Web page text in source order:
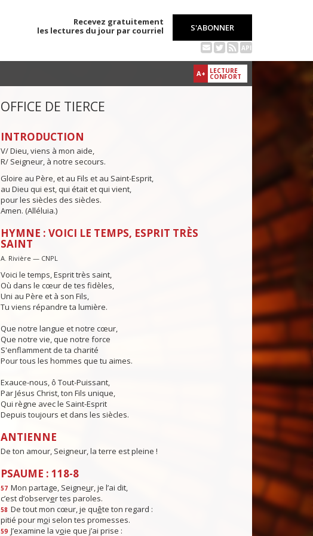
Recevez gratuitement
les lectures du jour par courriel
S'ABONNER
API
A+ LECTURE
CONFORT
OFFICE DE TIERCE
INTRODUCTION
V/ Dieu, viens à mon aide,
R/ Seigneur, à notre secours.
Gloire au Père, et au Fils et au Saint-Esprit,
au Dieu qui est, qui était et qui vient,
pour les siècles des siècles.
Amen. (Alléluia.)
HYMNE : VOICI LE TEMPS, ESPRIT TRÈS
SAINT
A. Rivière — CNPL
Voici le temps, Esprit très saint,
Où dans le cœur de tes fidèles,
Uni au Père et à son Fils,
Tu viens répandre ta lumière.
Que notre langue et notre cœur,
Que notre vie, que notre force
S'enflamment de ta charité
Pour tous les hommes que tu aimes.
Exauce-nous, ô Tout-Puissant,
Par Jésus Christ, ton Fils unique,
Qui règne avec le Saint-Esprit
Depuis toujours et dans les siècles.
ANTIENNE
De ton amour, Seigneur, la terre est pleine !
PSAUME : 118-8
57 Mon partage, Seigneur, je l’ai dit,
c’est d’observer tes paroles.
58 De tout mon cœur, je quête ton regard :
pitié pour moi selon tes promesses.
59 J’examine la voie que j’ai prise :